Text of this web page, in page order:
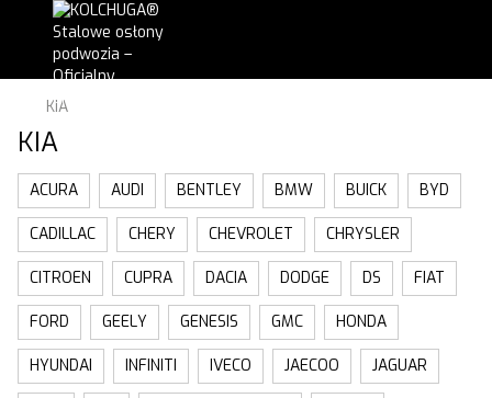
KIA
KIA
ACURA AUDI BENTLEY BMW BUICK BYD
CADILLAC CHERY CHEVROLET CHRYSLER
CITROEN CUPRA DACIA DODGE DS FIAT
FORD GEELY GENESIS GMC HONDA
HYUNDAI INFINITI IVECO JAECOO JAGUAR